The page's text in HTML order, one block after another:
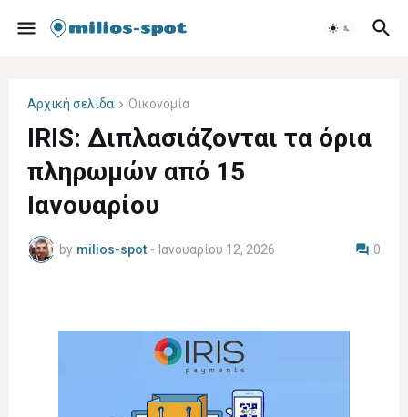
Αρχική σελίδα Οικονομία
IRIS: Διπλασιάζονται τα όρια
πληρωμών από 15
Ιανουαρίου
by milios-spot - Ιανουαρίου 12, 2026 0